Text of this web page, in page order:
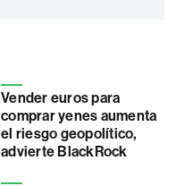
Vender euros para
comprar yenes aumenta
el riesgo geopolítico,
advierte BlackRock